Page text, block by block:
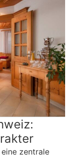
eine zentrale